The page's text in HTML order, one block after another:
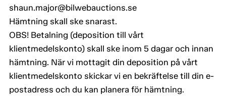
shaun.major@bilwebauctions.se
Hämtning skall ske snarast.
OBS! Betalning (deposition till vårt
klientmedelskonto) skall ske inom 5 dagar och innan
hämtning. När vi mottagit din deposition på vårt
klientmedelskonto skickar vi en bekräftelse till din e-
postadress och du kan planera för hämtning.